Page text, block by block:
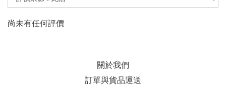
尚未有任何評價
關於我們
訂單與貨品運送